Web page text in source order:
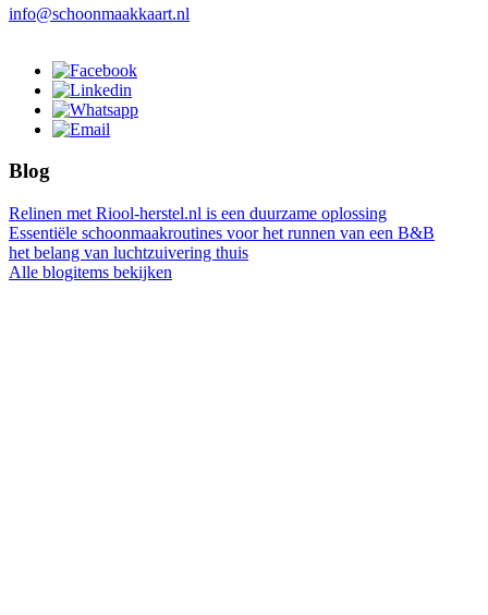
info@schoonmaakkaart.nl
Blog
Relinen met Riool-herstel.nl is een duurzame oplossing
Essentiële schoonmaakroutines voor het runnen van een B&B
het belang van luchtzuivering thuis
Alle blogitems bekijken